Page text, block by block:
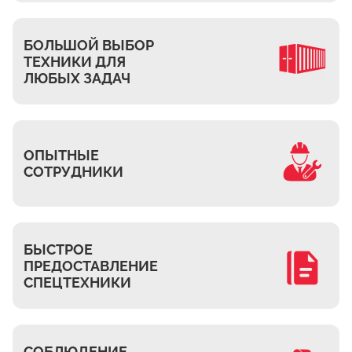
Петровское
Подберёзное
Томилино
Октябрьский
Токарёво
Жилино-1
БОЛЬШОЙ ВЫБОР
ТЕХНИКИ ДЛЯ
ЛЮБЫХ ЗАДАЧ
ОПЫТНЫЕ
СОТРУДНИКИ
БЫСТРОЕ
ПРЕДОСТАВЛЕНИЕ
СПЕЦТЕХНИКИ